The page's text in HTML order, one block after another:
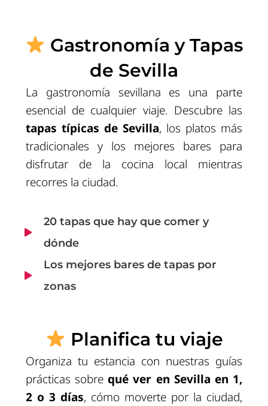
Gastronomía y Tapas
de Sevilla
La gastronomía sevillana es una parte
esencial de cualquier viaje. Descubre las
tapas típicas de Sevilla, los platos más
tradicionales y los mejores bares para
disfrutar de la cocina local mientras
recorres la ciudad.
20 tapas que hay que comer y
dónde
Los mejores bares de tapas por
zonas
Planifica tu viaje
Organiza tu estancia con nuestras guías
prácticas sobre qué ver en Sevilla en 1,
2 o 3 días, cómo moverte por la ciudad,